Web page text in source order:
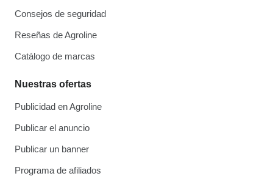
Consejos de seguridad
Reseñas de Agroline
Catálogo de marcas
Nuestras ofertas
Publicidad en Agroline
Publicar el anuncio
Publicar un banner
Programa de afiliados